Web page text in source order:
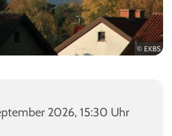
© EKBS
2026, 15:30 Uhr